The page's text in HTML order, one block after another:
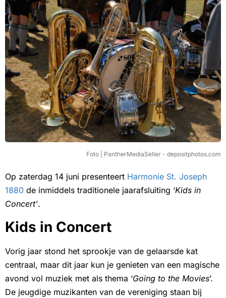
Foto | PantherMediaSeller - depositphotos.com
Op zaterdag 14 juni presenteert Harmonie St. Joseph
1880 de inmiddels traditionele jaarafsluiting ‘Kids in
Concert’.
Kids in Concert
Vorig jaar stond het sprookje van de gelaarsde kat
centraal, maar dit jaar kun je genieten van een magische
avond vol muziek met als thema ‘Going to the Movies’.
De jeugdige muzikanten van de vereniging staan bij